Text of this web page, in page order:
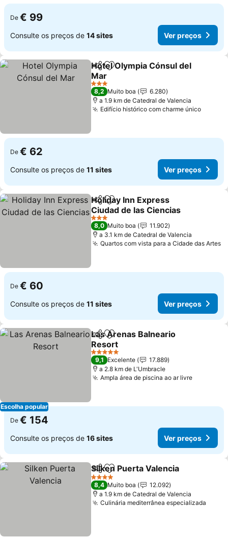
De € 99
Consulte os preços de 14 sites Ver preços
PartilharAdicionar aos favoritos
Hotel Olympia Cónsul del
Mar
Ver preços
3 Estrelas
8,2 Muito boa
6.280
a 1.9 km de Catedral de Valencia
Edifício histórico com charme únicoVer
De € 62
Consulte os preços de 11 sites Ver preços
PartilharAdicionar aos favoritos
Holiday Inn Express
Ciudad de las Ciencias
Ver preços
3 Estrelas
8,0 Muito boa
11.902
a 3.1 km de Catedral de Valencia
Quartos com vista para a Cidade das Artes
De € 60
Consulte os preços de 11 sites Ver preços
Escolha popular
PartilharAdicionar aos favoritos
Las Arenas Balneario
Resort
Ver preços
5 Estrelas
9,1 Excelente
17.889
a 2.8 km de L'Umbracle
Ampla área de piscina ao ar livreVer
De € 154
Consulte os preços de 16 sites Ver preços
PartilharAdicionar aos favoritos
Silken Puerta Valencia
4 Estrelas
8,4 Muito boa
12.092
a 1.9 km de Catedral de Valencia
Culinária mediterrânea especializada